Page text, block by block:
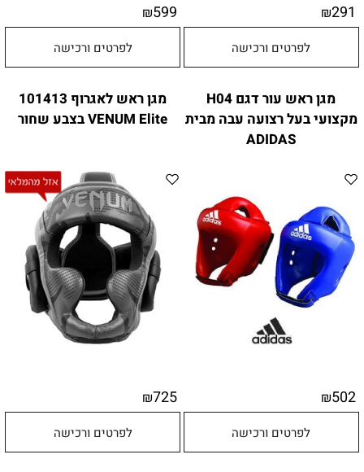
₪291
לפרטים ורכישה
₪599
לפרטים ורכישה
מגן ראש עור דגם H04
מקצועי בעל רצועה עבה מבית
ADIDAS
₪502
לפרטים ורכישה
מגן ראש לאגרוף 101413
VENUM Elite בצבע שחור
₪725
לפרטים ורכישה